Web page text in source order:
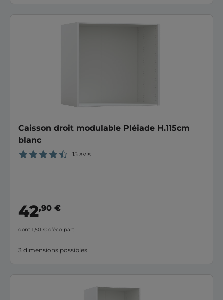
Caisson droit modulable Pléiade H.115cm
blanc
15 avis
42,90 €
dont 1,50 € d’éco-part
3 dimensions possibles